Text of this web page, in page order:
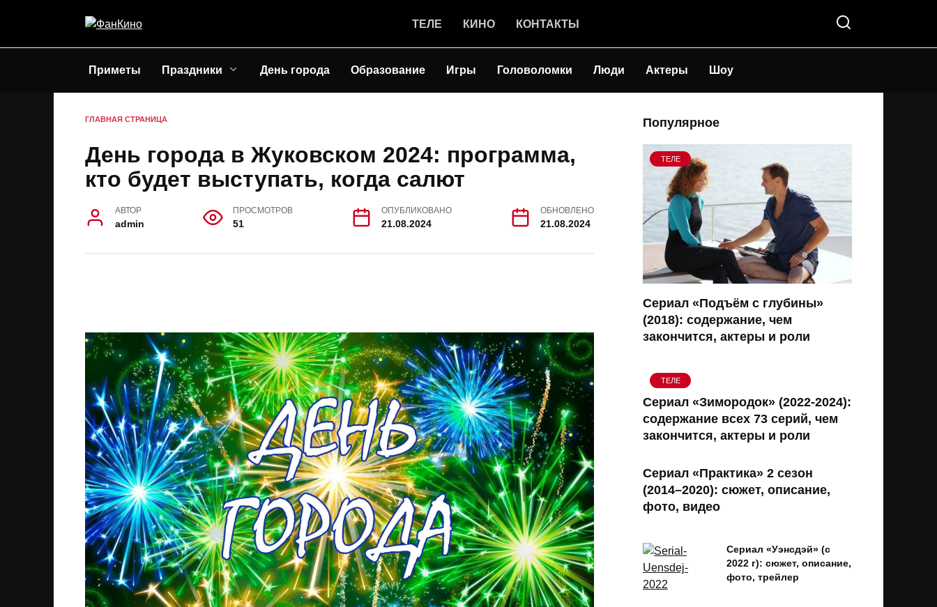
ТЕЛЕ КИНО КОНТАКТЫ
Приметы Праздники День города Образование Игры Головоломки Люди Актеры Шоу
ГЛАВНАЯ СТРАНИЦА
День города в Жуковском 2024: программа,
кто будет выступать, когда салют
АВТОР
admin
ПРОСМОТРОВ
51
ОПУБЛИКОВАНО
21.08.2024
ОБНОВЛЕНО
21.08.2024
Популярное
ТЕЛЕ
Сериал «Подъём с глубины»
(2018): содержание, чем
закончится, актеры и роли
ТЕЛЕ
Сериал «Зимородок» (2022-2024):
содержание всех 73 серий, чем
закончится, актеры и роли
Сериал «Практика» 2 сезон
(2014–2020): сюжет, описание,
фото, видео
Сериал «Уэнсдэй» (с
2022 г): сюжет, описание,
фото, трейлер